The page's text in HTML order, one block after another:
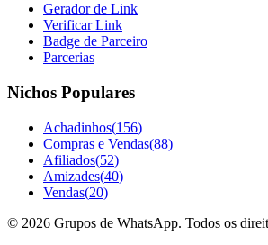
Gerador de Link
Verificar Link
Badge de Parceiro
Parcerias
Nichos Populares
Achadinhos(156)
Compras e Vendas(88)
Afiliados(52)
Amizades(40)
Vendas(20)
© 2026 Grupos de WhatsApp. Todos os